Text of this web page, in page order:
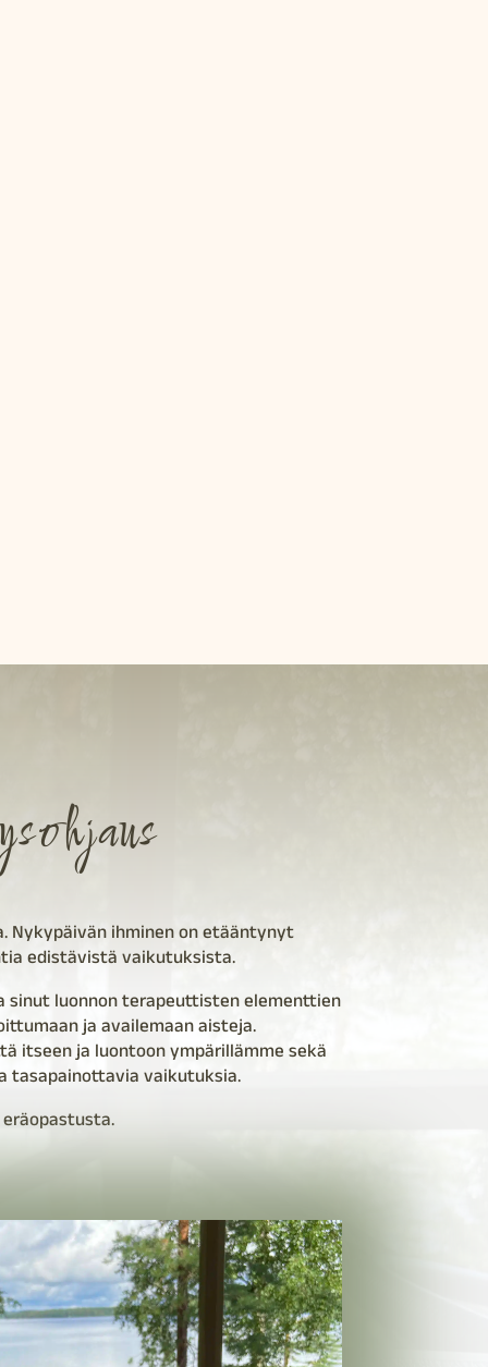
Nykypäivän ihminen on etääntynyt
edistävistä vaikutuksista.
sinut luonnon terapeuttisten elementtien
ja availemaan aisteja.
itseen ja luontoon ympärillämme sekä
tasapainottavia vaikutuksia.